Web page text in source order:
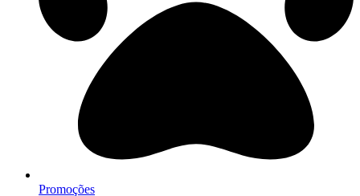
Promoções